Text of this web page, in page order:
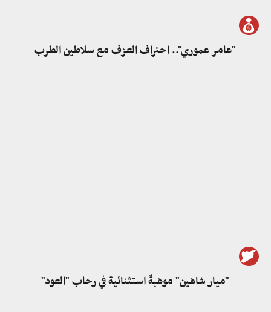
"عامر عموري".. احتراف العزف مع سلاطين الطرب
"ميار شاهين" موهبةٌ استثنائية في رحاب "العود"